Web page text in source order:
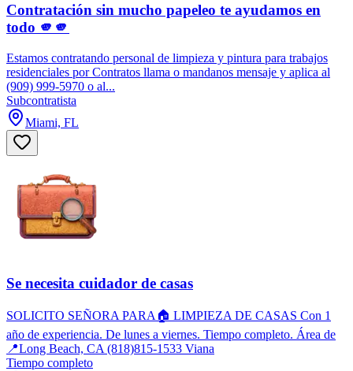
Contratación sin mucho papeleo te ayudamos en
todo 🫵🫵
Estamos contratando personal de limpieza y pintura para trabajos
residenciales por Contratos llama o mandanos mensaje y aplica al
(909) 999-5970 o al...
Subcontratista
Miami, FL
Se necesita cuidador de casas
SOLICITO SEÑORA PARA🏠 LIMPIEZA DE CASAS Con 1
año de experiencia. De lunes a viernes. Tiempo completo. Área de
📍Long Beach, CA (818)815-1533 Viana
Tiempo completo